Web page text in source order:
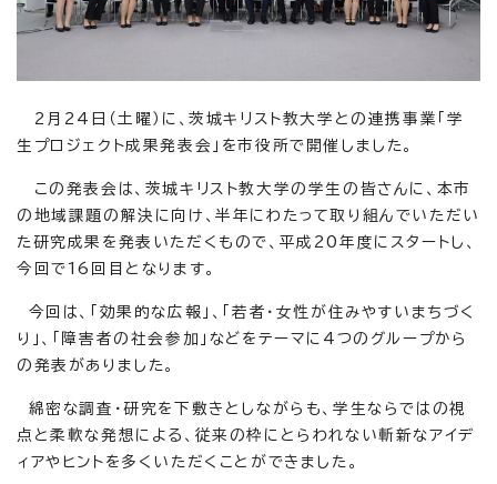
2月24日（土曜）に、茨城キリスト教大学との連携事業「学
生プロジェクト成果発表会」を市役所で開催しました。
この発表会は、茨城キリスト教大学の学生の皆さんに、本市
の地域課題の解決に向け、半年にわたって取り組んでいただい
た研究成果を発表いただくもので、平成20年度にスタートし、
今回で16回目となります。
今回は、「効果的な広報」、「若者・女性が住みやすいまちづく
り」、「障害者の社会参加」などをテーマに4つのグループから
の発表がありました。
綿密な調査・研究を下敷きとしながらも、学生ならではの視
点と柔軟な発想による、従来の枠にとらわれない斬新なアイデ
ィアやヒントを多くいただくことができました。